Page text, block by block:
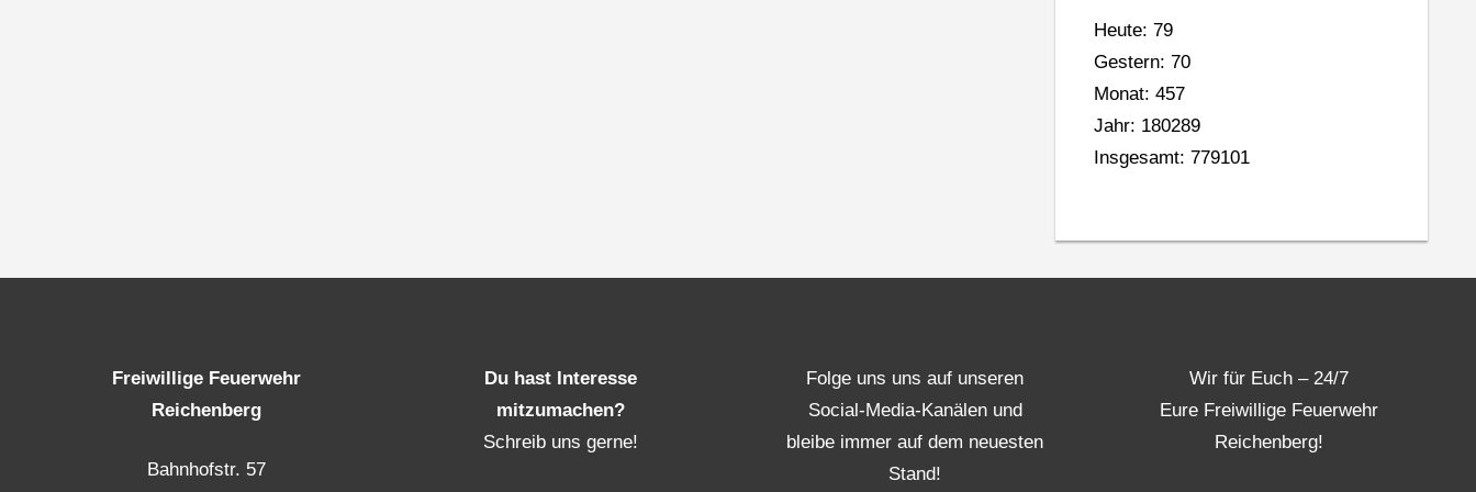
Heute: 79
Gestern: 70
Monat: 457
Jahr: 180289
Insgesamt: 779101
Freiwillige Feuerwehr
Reichenberg
Bahnhofstr. 57
Du hast Interesse
mitzumachen?
Schreib uns gerne!
Folge uns uns auf unseren
Social-Media-Kanälen und
bleibe immer auf dem neuesten
Stand!
Wir für Euch – 24/7
Eure Freiwillige Feuerwehr
Reichenberg!